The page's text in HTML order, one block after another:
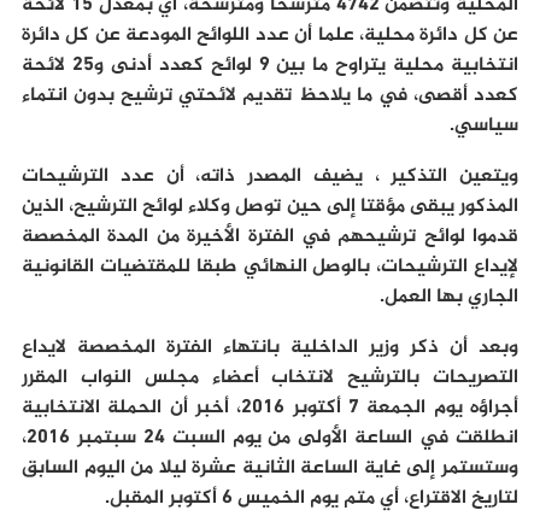
عن كل دائرة محلية، علما أن عدد اللوائح المودعة عن كل دائرة
انتخابية محلية يتراوح ما بين 9 لوائح كعدد أدنى و25 لائحة
كعدد أقصى، في ما يلاحظ تقديم لائحتي ترشيح بدون انتماء
سياسي.
ويتعين التذكير ، يضيف المصدر ذاته، أن عدد الترشيحات
المذكور يبقى مؤقتا إلى حين توصل وكلاء لوائح الترشيح، الذين
قدموا لوائح ترشيحهم في الفترة الأخيرة من المدة المخصصة
لإيداع الترشيحات، بالوصل النهائي طبقا للمقتضيات القانونية
الجاري بها العمل.
وبعد أن ذكر وزير الداخلية بانتهاء الفترة المخصصة لايداع
التصريحات بالترشيح لانتخاب أعضاء مجلس النواب المقرر
أجراؤه يوم الجمعة 7 أكتوبر 2016، أخبر أن الحملة الانتخابية
انطلقت في الساعة الأولى من يوم السبت 24 سبتمبر 2016،
وستستمر إلى غاية الساعة الثانية عشرة ليلا من اليوم السابق
لتاريخ الاقتراع، أي متم يوم الخميس 6 أكتوبر المقبل.